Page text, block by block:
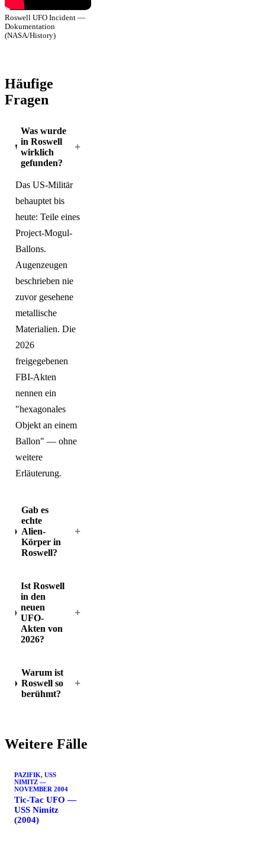
Roswell UFO Incident —
Dokumentation
(NASA/History)
Häufige
Fragen
Was wurde
in Roswell
wirklich
gefunden?
+
Das US-Militär
behauptet bis
heute: Teile eines
Project-Mogul-
Ballons.
Augenzeugen
beschrieben nie
zuvor gesehene
metallische
Materialien. Die
2026
freigegebenen
FBI-Akten
nennen ein
"hexagonales
Objekt an einem
Ballon" — ohne
weitere
Erläuterung.
Gab es
echte
Alien-
Körper in
Roswell?
+
Ist Roswell
in den
neuen
UFO-
Akten von
2026?
+
Warum ist
Roswell so
berühmt?
+
Weitere Fälle
PAZIFIK, USS
NIMITZ —
NOVEMBER 2004
Tic-Tac UFO —
USS Nimitz
(2004)